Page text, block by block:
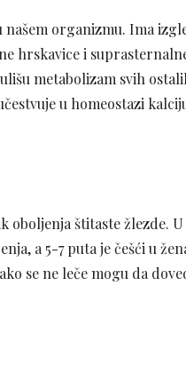
našem organizmu. Ima
hrskavice i
metabolizam svih
u homeostazi
štitaste žlezde.
a 5-7 puta je češći u
se ne leče mogu da